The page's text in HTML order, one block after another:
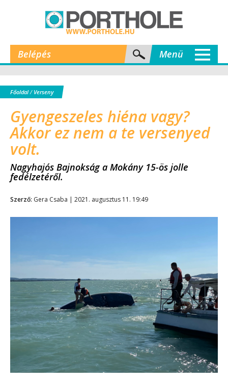
Belépés Menü
Főoldal/ Verseny
Gyengeszeles hiéna vagy?
Akkor ez nem a te versenyed
volt.
Nagyhajós Bajnokság a Mokány 15-ös jolle
fedélzetéről.
Szerző: Gera Csaba | 2021. augusztus 11. 19:49